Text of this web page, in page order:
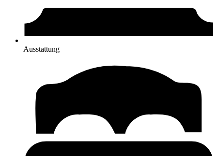
Ausstattung